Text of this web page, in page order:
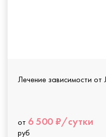
Лечение зависимости от
от 6 500 ₽/сутки
руб